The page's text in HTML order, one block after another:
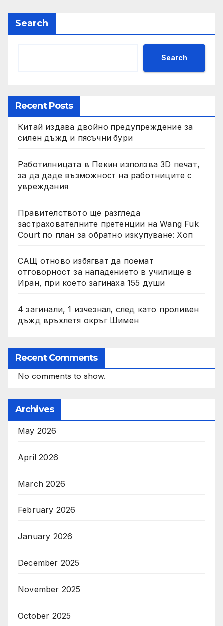
Search
Search
Recent Posts
Китай издава двойно предупреждение за
силен дъжд и пясъчни бури
Работилницата в Пекин използва 3D печат,
за да даде възможност на работниците с
увреждания
Правителството ще разгледа
застрахователните претенции на Wang Fuk
Court по план за обратно изкупуване: Хоп
САЩ отново избягват да поемат
отговорност за нападението в училище в
Иран, при което загинаха 155 души
4 загинали, 1 изчезнал, след като проливен
дъжд връхлетя окръг Шимен
Recent Comments
No comments to show.
Archives
May 2026
April 2026
March 2026
February 2026
January 2026
December 2025
November 2025
October 2025